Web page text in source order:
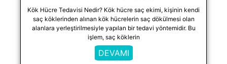
Kök Hücre Tedavisi Nedir? Kök hücre saç ekimi, kişinin kendi
saç köklerinden alınan kök hücrelerin saç dökülmesi olan
alanlara yerleştirilmesiyle yapılan bir tedavi yöntemidir. Bu
işlem, saç köklerin
DEVAMI